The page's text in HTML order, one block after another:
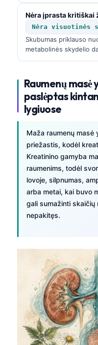
Nėra įprasta kritiškai
Nėra visuotinės
Skubumas priklauso
metabolinės skydelio
Raumenų masė
paslėptas
lygiuose
Maža raumenų masė
priežastis, kodėl
Kreatinino gamyba
raumenims, todėl
lovoje, silpnumas,
arba metai, kai buvo
gali sumažinti
nepakitęs.